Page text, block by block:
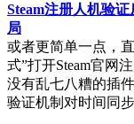
从用户层面来看，
的原因是国人对国
端新能源车，配置
电机也不再罕见；
升；激光雷达数量
尺寸越来越大，带
Steam注册人机验
局
或者更简单一点，
式”打开Steam官网
没有乱七八糟的插
验证机制对时间同